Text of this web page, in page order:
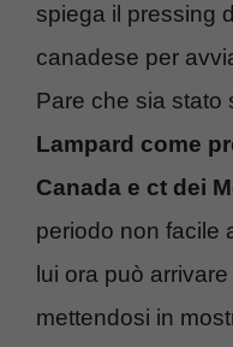
spiega il pressing
canadese per
Pare che sia stato
Lampard come
Canada e ct dei
periodo non facile
lui ora può
mettendosi in